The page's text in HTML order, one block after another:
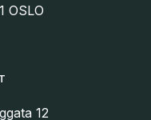
OSLO
12